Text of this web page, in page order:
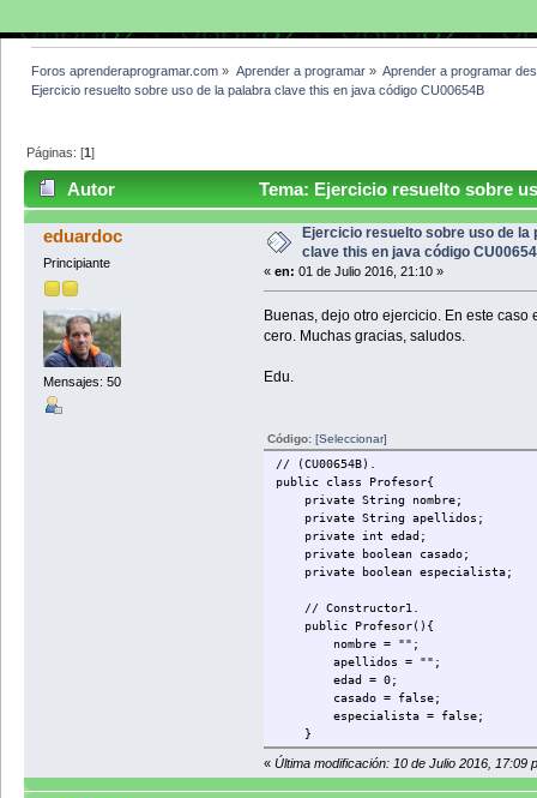
Foros aprenderaprogramar.com » Aprender a programar» Aprender a programar
Ejercicio resuelto sobre uso de la palabra clave this en java código CU00654B
Páginas: [1]
Autor
Tema: Ejercicio resuelto sobre
CU00654B (Leído 3368 veces)
eduardoc
Principiante
Mensajes: 50
Ejercicio resuelto sobre uso de la
clave this en java código
« en: 01 de Julio 2016, 21:10 »
Buenas, dejo otro ejercicio. En este
cero. Muchas gracias, saludos.
Edu.
Código: [Seleccionar]
// (CU00654B).
public class Profesor{
private String nombre;
private String apellidos;
private int edad;
private boolean casado;
private boolean especialista;
// Constructor1.
public Profesor(){
nombre = "";
apellidos = "";
edad = 0;
casado = false;
especialista = false;
}
// Constructor2.
public Profesor(String nombre,
« Última modificación: 10 de Julio 2016, 17:09